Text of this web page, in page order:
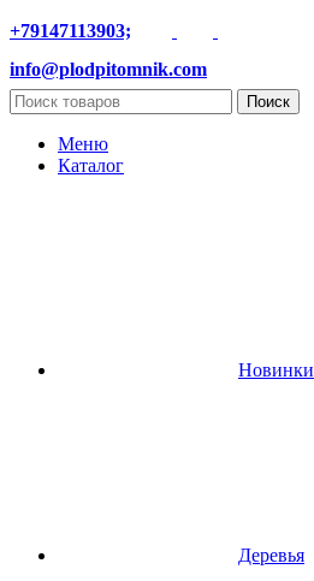
+79147113903;
info@plodpitomnik.com
Поиск
Меню
Каталог
Новинки
Деревья